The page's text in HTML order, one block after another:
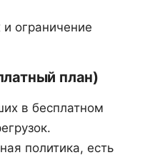
ограничение
план)
в бесплатном
политика, есть